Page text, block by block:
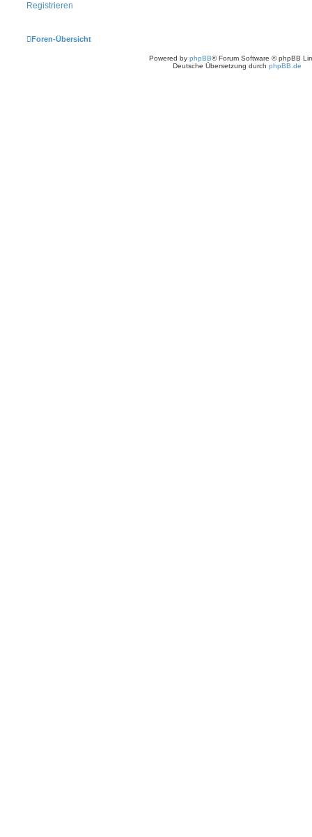
Registrieren
Foren-Übersicht
Powered by phpBB® Forum Software © phpBB
Deutsche Übersetzung durch phpBB.de